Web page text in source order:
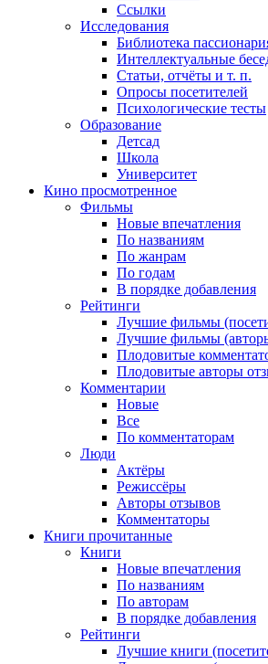
Ссылки
Исследования
Библиотека
Интеллектуальные
Статьи, отчёты и т. п.
Опросы посетителей
Психологические тесты
Образование
Детсад
Школа
Университет
Кино просмотренное
Фильмы
Новые впечатления
По названиям
По жанрам
По годам
В порядке добавления
Рейтинги
Лучшие фильмы
Лучшие фильмы
Плодовитые
Плодовитые авторы
Комментарии
Новые
Все
По комментаторам
Люди
Актёры
Режиссёры
Авторы отзывов
Комментаторы
Книги прочитанные
Книги
Новые впечатления
По названиям
По авторам
В порядке добавления
Рейтинги
Лучшие книги